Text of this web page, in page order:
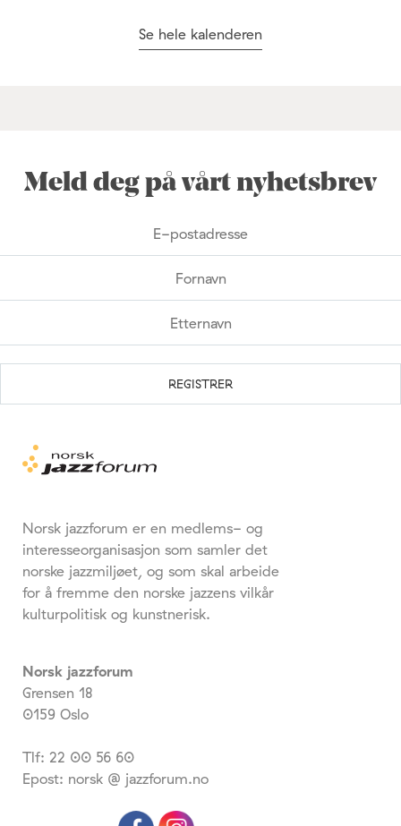
Se hele kalenderen
Meld deg på vårt nyhetsbrev
Norsk jazzforum er en medlems- og
interesseorganisasjon som samler det
norske jazzmiljøet, og som skal arbeide
for å fremme den norske jazzens vilkår
kulturpolitisk og kunstnerisk.
Norsk jazzforum
Grensen 18
0159 Oslo
Tlf: 22 00 56 60
Epost: norsk @ jazzforum.no